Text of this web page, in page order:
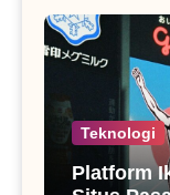
Teknologi
Platform